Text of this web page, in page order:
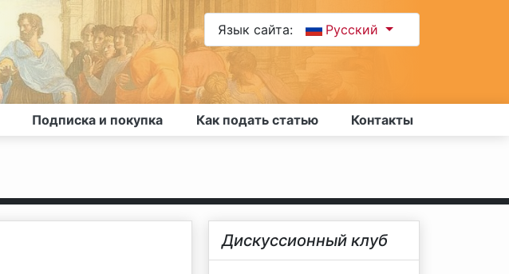
Язык сайта: Русский
Подписка и покупка Как подать статью Контакты
Дискуссионный клуб